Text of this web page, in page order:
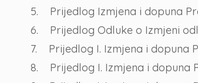
5. Prijedlog Izmjena i dopuna
6. Prijedlog Odluke o Izmjeni
7. Prijedlog I. Izmjena i dopuna
8. Prijedlog I. Izmjena i dopuna